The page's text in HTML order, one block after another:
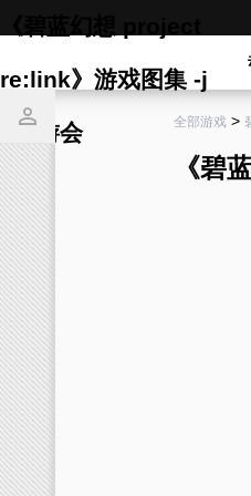
re:link》游戏图集 -j
9九游会 全部游戏 >
《碧